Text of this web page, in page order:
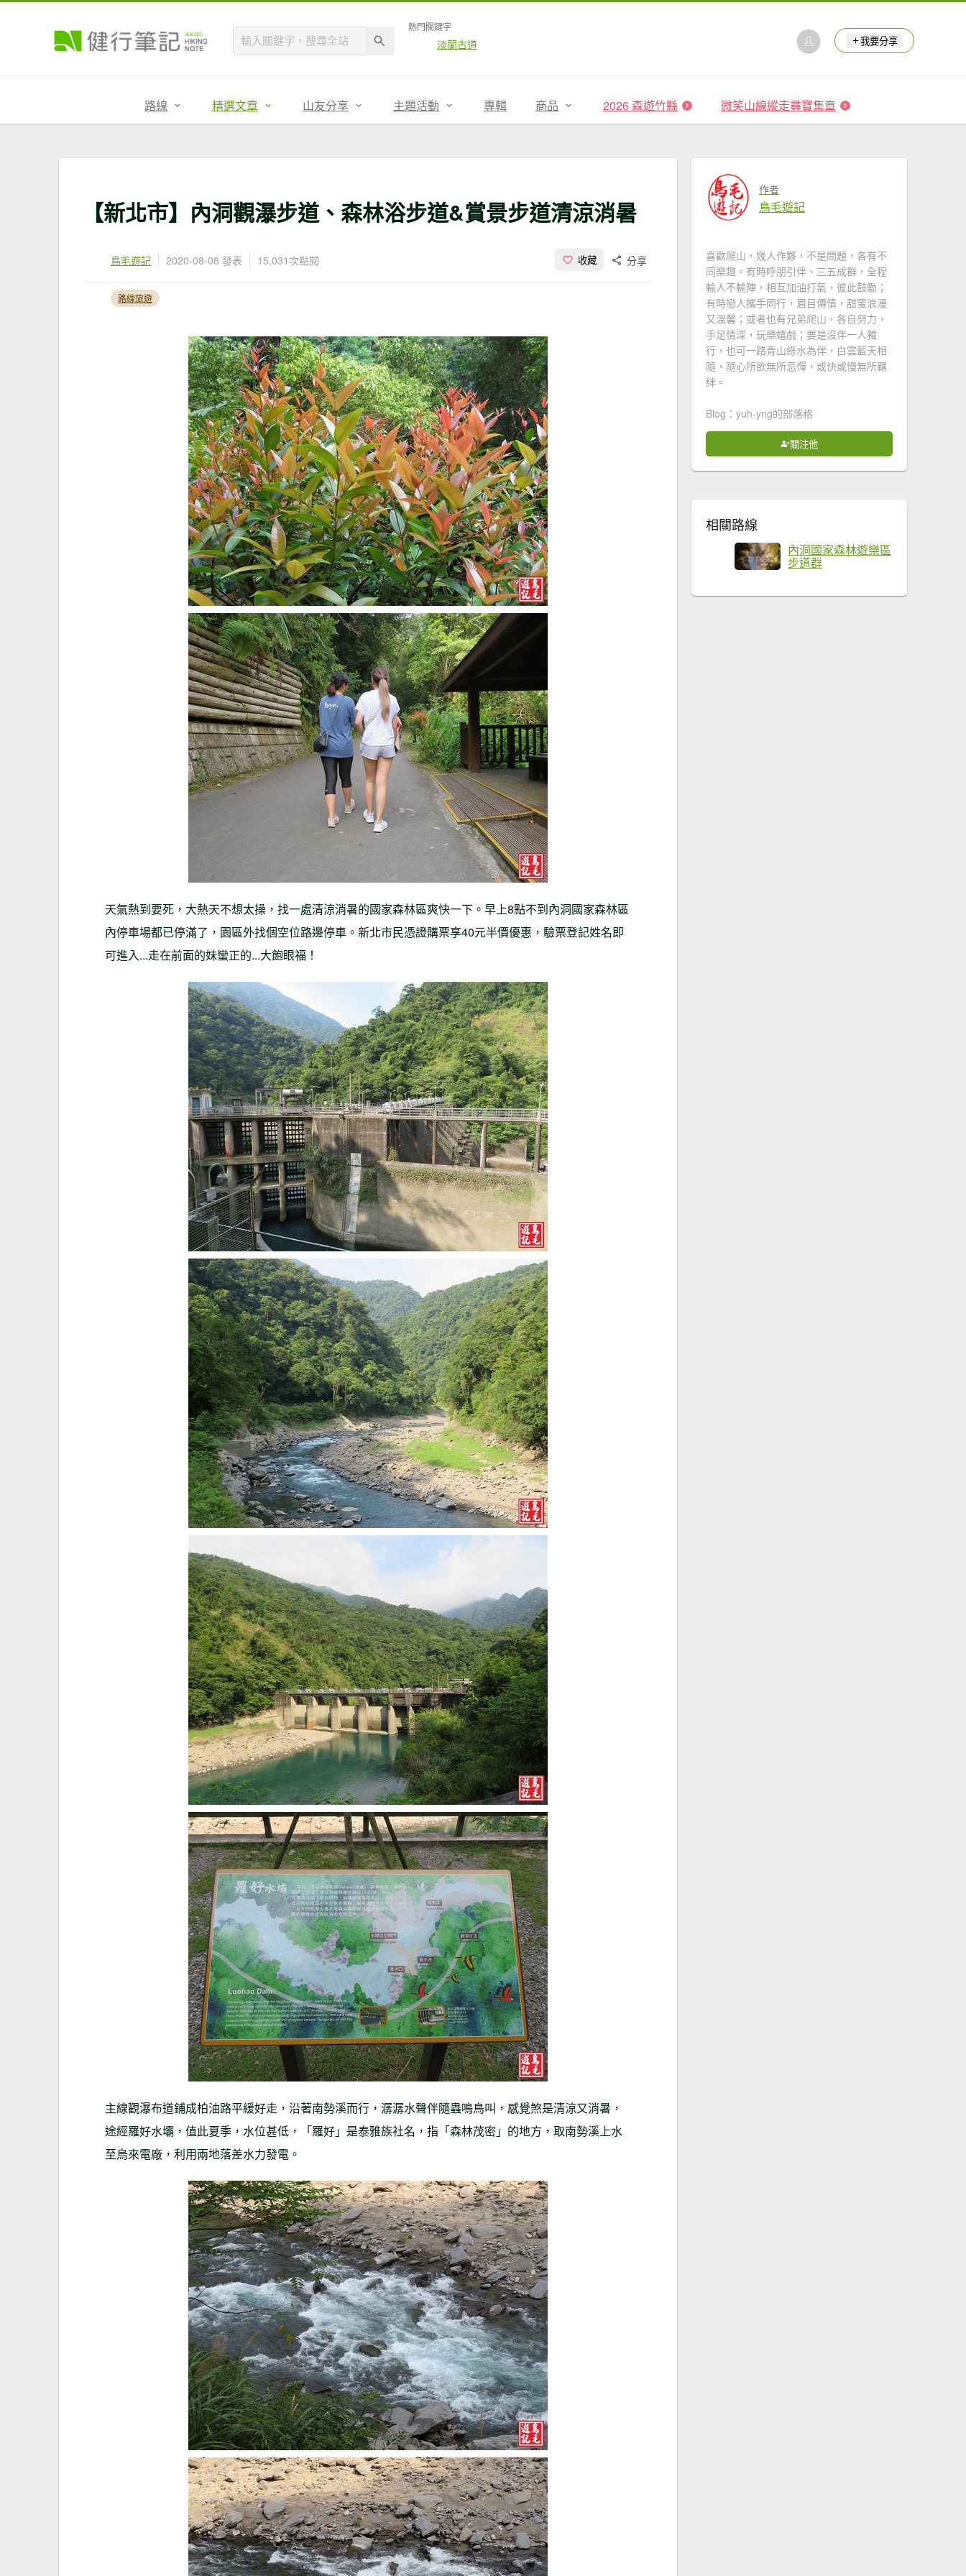
熱門關鍵字
淡蘭古道 我要分享
路線 精選文章 山友分享 主題活動 專輯 商品 2026 森遊竹縣 微笑山線縱走尋寶集章
【新北市】內洞觀瀑步道、森林浴步道&賞景步道清涼消暑
鳥毛遊記 2020-08-08 發表 15,031次點閱 收藏 分享
路線旅遊
天氣熱到要死，大熱天不想太操，找一處清涼消暑的國家森林區爽快一下。早上8點不到內洞國家森林區
內停車場都已停滿了，園區外找個空位路邊停車。新北市民憑證購票享40元半價優惠，驗票登記姓名即
可進入...走在前面的妹蠻正的...大飽眼福！
主線觀瀑布道鋪成柏油路平緩好走，沿著南勢溪而行，潺潺水聲伴隨蟲鳴鳥叫，感覺煞是清涼又消暑，
途經羅好水壩，值此夏季，水位甚低，「羅好」是泰雅族社名，指「森林茂密」的地方，取南勢溪上水
至烏來電廠，利用兩地落差水力發電。
作者
鳥毛遊記
喜歡爬山，幾人作夥，不是問題，各有不
同樂趣。有時呼朋引伴、三五成群，全程
輸人不輸陣，相互加油打氣，彼此鼓勵；
有時戀人攜手同行，眉目傳情，甜蜜浪漫
又溫馨；或者也有兄弟爬山，各自努力，
手足情深，玩樂嬉戲；要是沒伴一人獨
行，也可一路青山綠水為伴，白雲藍天相
隨，隨心所欲無所忌憚，或快或慢無所羈
絆。
Blog：yuh-yng的部落格
關注他
相關路線
內洞國家森林遊樂區
步道群